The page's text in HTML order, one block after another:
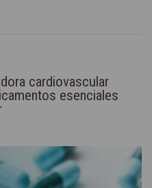
cardiovascular
esenciales